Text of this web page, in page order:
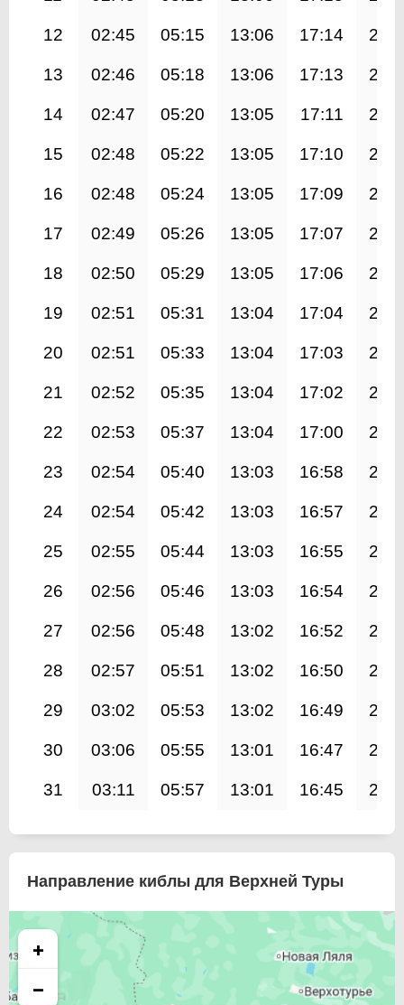
12 02:45 05:15 13:06 17:14
13 02:46 05:18 13:06 17:13
14 02:47 05:20 13:05 17:11
15 02:48 05:22 13:05 17:10
16 02:48 05:24 13:05 17:09
17 02:49 05:26 13:05 17:07
18 02:50 05:29 13:05 17:06
19 02:51 05:31 13:04 17:04
20 02:51 05:33 13:04 17:03
21 02:52 05:35 13:04 17:02
22 02:53 05:37 13:04 17:00
23 02:54 05:40 13:03 16:58
24 02:54 05:42 13:03 16:57
25 02:55 05:44 13:03 16:55
26 02:56 05:46 13:03 16:54
27 02:56 05:48 13:02 16:52
28 02:57 05:51 13:02 16:50
29 03:02 05:53 13:02 16:49
30 03:06 05:55 13:01 16:47
31 03:11 05:57 13:01 16:45
Направление киблы для Верхней Туры
+
−